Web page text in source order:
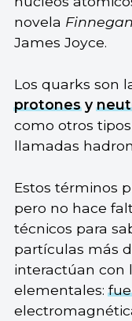
novela
James Joyce.
Los quarks son
protonesy
como otros
llamadas
Estos términos
pero no hace
técnicos para
partículas más
interactúan con
elementales: